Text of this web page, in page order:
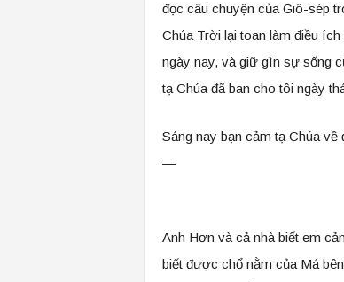
đọc câu chuyện của Giô-sép
Chúa Trời lại toan làm điều
ngày nay, và giữ gìn sự sống
tạ Chúa đã ban cho tôi ngày
Sáng nay bạn cảm tạ Chúa về
—
Anh Hơn và cả nhà biết em
biết được chổ nằm của Má